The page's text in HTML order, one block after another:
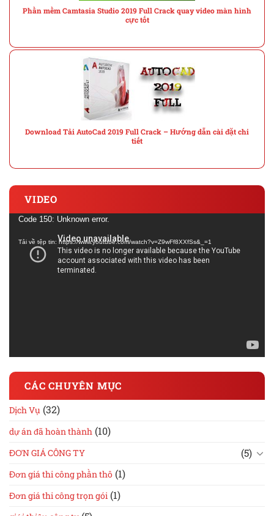
Phần mềm Camtasia Studio 2019 Full Crack quay video màn hình
cực tốt
Download Tải AutoCad 2019 Full Crack – Hướng dẫn cài đặt chi
tiết
VIDEO
Trình
Video
Code 150: Unknown error.
Tải về tệp tin: https://www.youtube.com/watch?v=Z9wFf8XXfSs&_=1
CÁC CHUYÊN MỤC
Dịch Vụ (32)
dự án đã hoàn thành (10)
ĐƠN GIÁ CÔNG TY (5)
Đơn giá thi công phần thô (1)
Đơn giá thi công trọn gói (1)